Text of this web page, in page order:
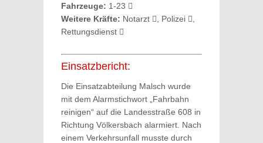
Fahrzeuge: 1-23
Weitere Kräfte: Notarzt , Polizei
Rettungsdienst
Einsatzbericht:
Die Einsatzabteilung Malsch wurde
mit dem Alarmstichwort „Fahrbahn
reinigen“ auf die Landesstraße 608 in
Richtung Völkersbach alarmiert. Nach
einem Verkehrsunfall musste durch